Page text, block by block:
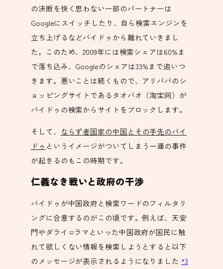
の決断を快く思わない一部のパートナーは
Googleにスイッチしたり、自ら検索エンジンを
立ち上げるなどバイドゥから離れていきまし
た。このため、2009年には検索シェアは60%ま
で落ち込み、Googleのシェアは33%まで追いつ
きます。悪いことは続くもので、アリババのシ
ョッピングサイトであるタオバオ（淘宝网）が
バイドゥの検索からサイトをブロックします。
そして、
ならず者国家の中国とその手先のバイ
ドゥ というイメージがついてしまう一連の事件
が起きるのもこの時期です。
仁義なき戦いと政府の干渉
バイドゥが中国政府と検索ワードのフィルタリ
ングに合意するのがこの頃です。例えば、天安
門やダライ=ラマといった中国政府が国民に触
れて欲しくない情報を検索しようとすると以下
のメッセージが表示されるようになりました *3